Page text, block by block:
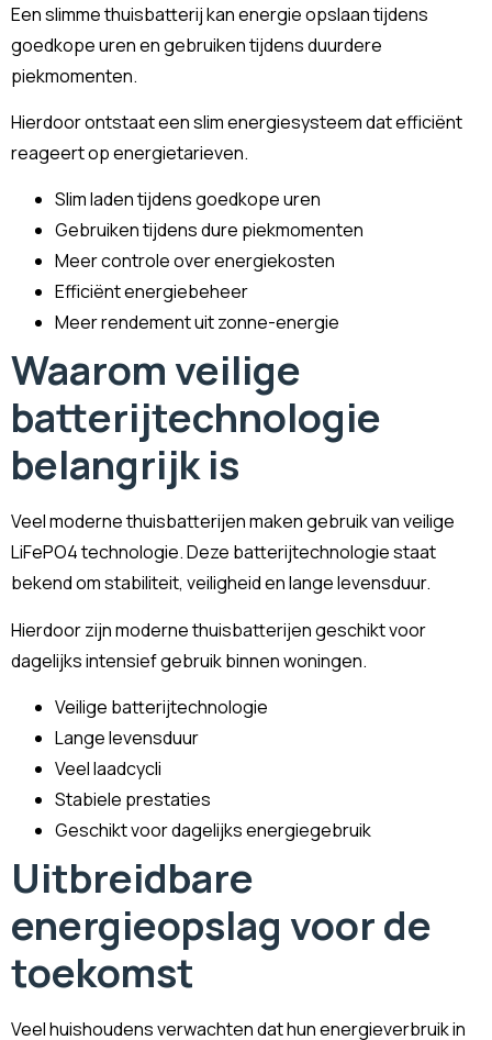
Een slimme thuisbatterij kan energie opslaan tijdens
goedkope uren en gebruiken tijdens duurdere
piekmomenten.
Hierdoor ontstaat een slim energiesysteem dat efficiënt
reageert op energietarieven.
Slim laden tijdens goedkope uren
Gebruiken tijdens dure piekmomenten
Meer controle over energiekosten
Efficiënt energiebeheer
Meer rendement uit zonne-energie
Waarom veilige
batterijtechnologie
belangrijk is
Veel moderne thuisbatterijen maken gebruik van veilige
LiFePO4 technologie. Deze batterijtechnologie staat
bekend om stabiliteit, veiligheid en lange levensduur.
Hierdoor zijn moderne thuisbatterijen geschikt voor
dagelijks intensief gebruik binnen woningen.
Veilige batterijtechnologie
Lange levensduur
Veel laadcycli
Stabiele prestaties
Geschikt voor dagelijks energiegebruik
Uitbreidbare
energieopslag voor de
toekomst
Veel huishoudens verwachten dat hun energieverbruik in